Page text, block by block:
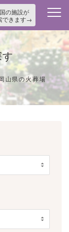
の施設が
できます
す
山県の火葬場